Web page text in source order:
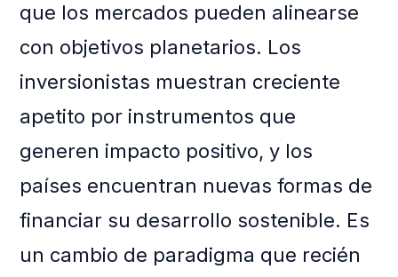
que los mercados pueden alinearse
con objetivos planetarios. Los
inversionistas muestran creciente
apetito por instrumentos que
generen impacto positivo, y los
países encuentran nuevas formas de
financiar su desarrollo sostenible. Es
un cambio de paradigma que recién